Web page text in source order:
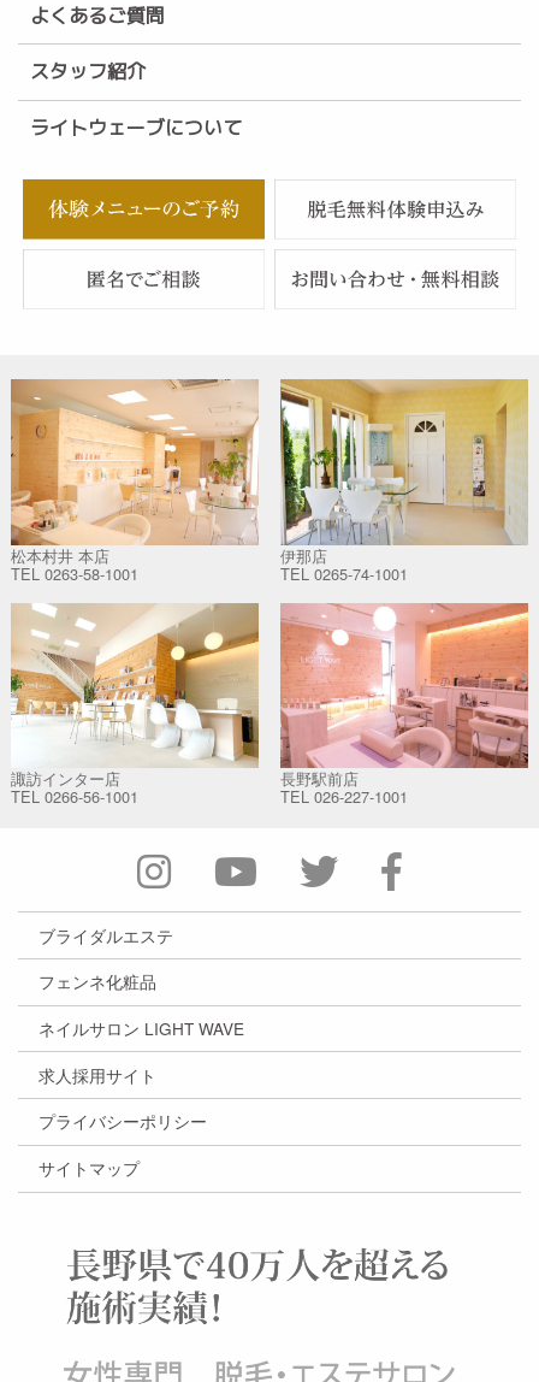
よくあるご質問
スタッフ紹介
ライトウェーブについて
松本村井 本店
TEL 0263-58-1001
伊那店
TEL 0265-74-1001
諏訪インター店
TEL 0266-56-1001
長野駅前店
TEL 026-227-1001
ブライダルエステ
フェンネ化粧品
ネイルサロン LIGHT WAVE
求人採用サイト
プライバシーポリシー
サイトマップ